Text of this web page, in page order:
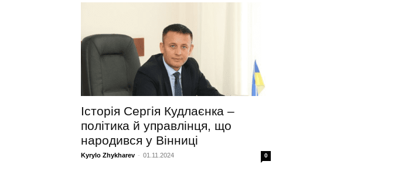
Історія Сергія Кудлаєнка –
політика й управлінця, що
народився у Вінниці
Kyrylo Zhykharev - 01.11.2024 0